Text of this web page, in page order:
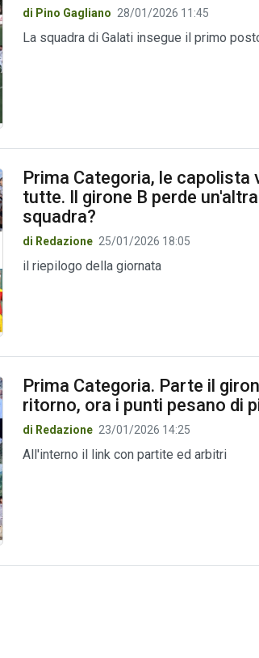
di Pino Gagliano 28/01/2026 11:45
La squadra di Galati insegue il primo
Prima Categoria, le capolista
tutte. Il girone B perde un'altra
squadra?
di Redazione 25/01/2026 18:05
il riepilogo della giornata
Prima Categoria. Parte il
ritorno, ora i punti pesano di
di Redazione 23/01/2026 14:25
All'interno il link con partite ed arbitri